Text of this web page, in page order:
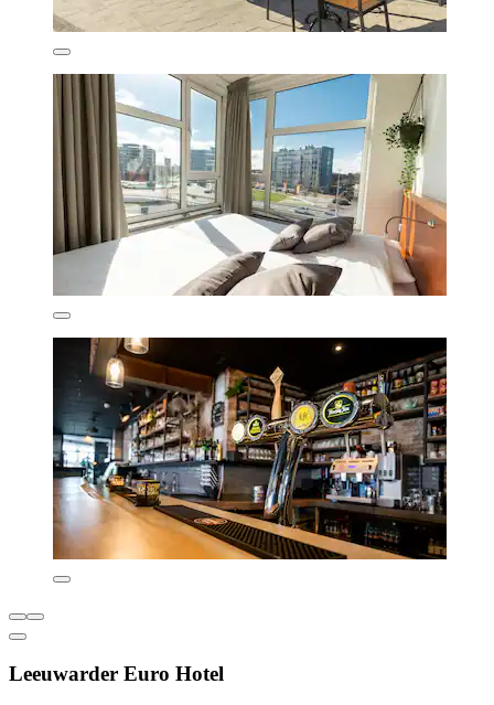
Leeuwarder Euro Hotel